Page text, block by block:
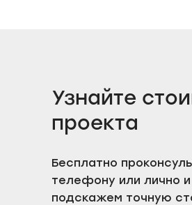
Узнайте
проекта
Бесплатно
телефону или лично и
подскажем точную
Услуги
А йдентика
ейминг
Реклама